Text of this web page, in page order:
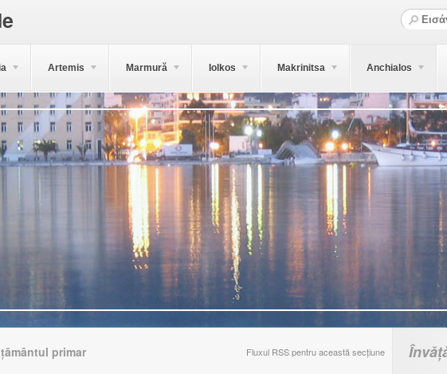
Artemis Marmură Iolkos Makrinitsa Anchialos
primar Fluxul RSS pentru această secțiune